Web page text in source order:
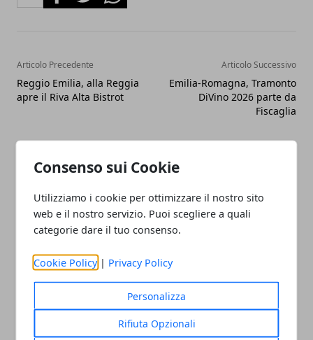
Consenso sui Cookie
Utilizziamo i cookie per ottimizzare il nostro sito
web e il nostro servizio. Puoi scegliere a quali
categorie dare il tuo consenso.
Cookie Policy | Privacy Policy
Personalizza
Rifiuta Opzionali
Articolo Precedente
Reggio Emilia, alla Reggia
apre il Riva Alta Bistrot
Articolo Successivo
Emilia-Romagna, Tramonto
DiVino 2026 parte da
Fiscaglia